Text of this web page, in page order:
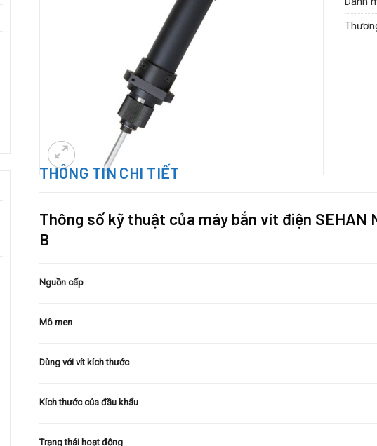
THÔNG TIN CHI TIẾT
Thông số kỹ thuật của máy bắn vít điện SEHAN
B
Nguồn cấp
Mô men
Dùng với vít kích thước
Kích thước của đầu khẩu
Trạng thái hoạt động